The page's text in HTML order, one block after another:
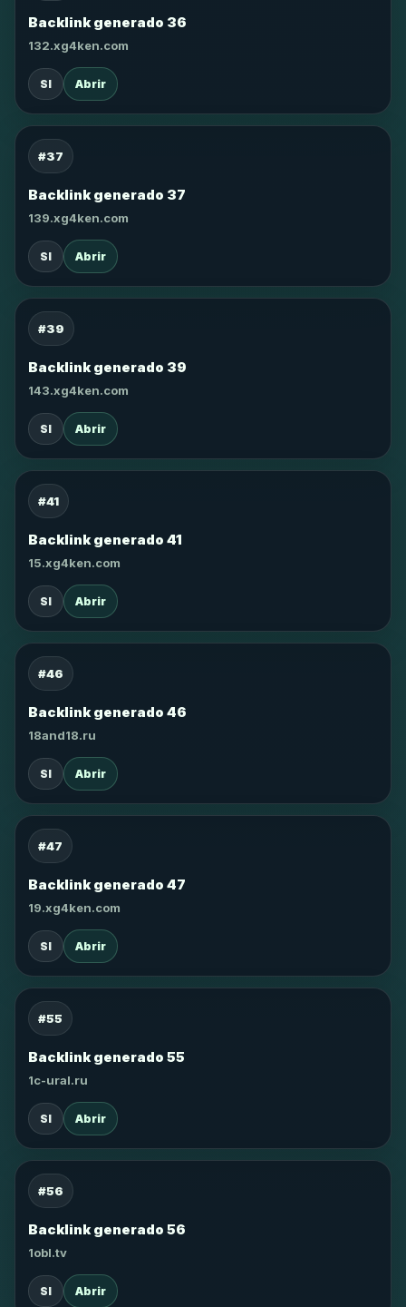
Backlink generado 36
132.xg4ken.com
SI Abrir
#37
Backlink generado 37
139.xg4ken.com
SI Abrir
#39
Backlink generado 39
143.xg4ken.com
SI Abrir
#41
Backlink generado 41
15.xg4ken.com
SI Abrir
#46
Backlink generado 46
18and18.ru
SI Abrir
#47
Backlink generado 47
19.xg4ken.com
SI Abrir
#55
Backlink generado 55
1c-ural.ru
SI Abrir
#56
Backlink generado 56
1obl.tv
SI Abrir